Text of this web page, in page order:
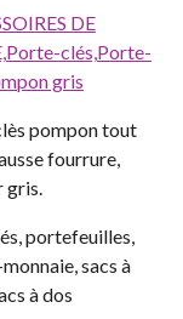
DE
Porte-clés,Porte-
gris
pompon tout
fourrure,
gris.
portefeuilles,
sacs à
à dos